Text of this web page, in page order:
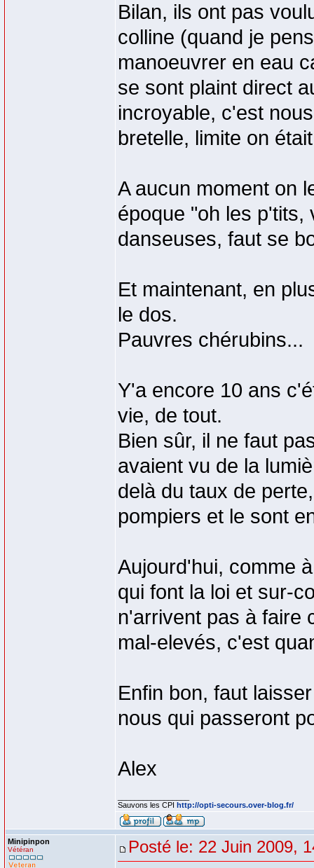
Bilan, ils ont pas
colline (quand je
manoeuvrer en eau
se sont plaint direct
incroyable, c'est
bretelle, limite on
A aucun moment on
époque "oh les p'tits,
danseuses, faut se
Et maintenant, en
le dos.
Pauvres chérubins...
Y'a encore 10 ans
vie, de tout.
Bien sûr, il ne faut
avaient vu de la
delà du taux de
pompiers et le sont
Aujourd'hui, comme
qui font la loi et sur-
n'arrivent pas à faire
mal-elevés, c'est
Enfin bon, faut
nous qui passeront
Alex
Sauvons les CPI http://opti-secours.over-blog.fr/
Minipinpon
Vétéran Posté le: 22 Juin 2009,